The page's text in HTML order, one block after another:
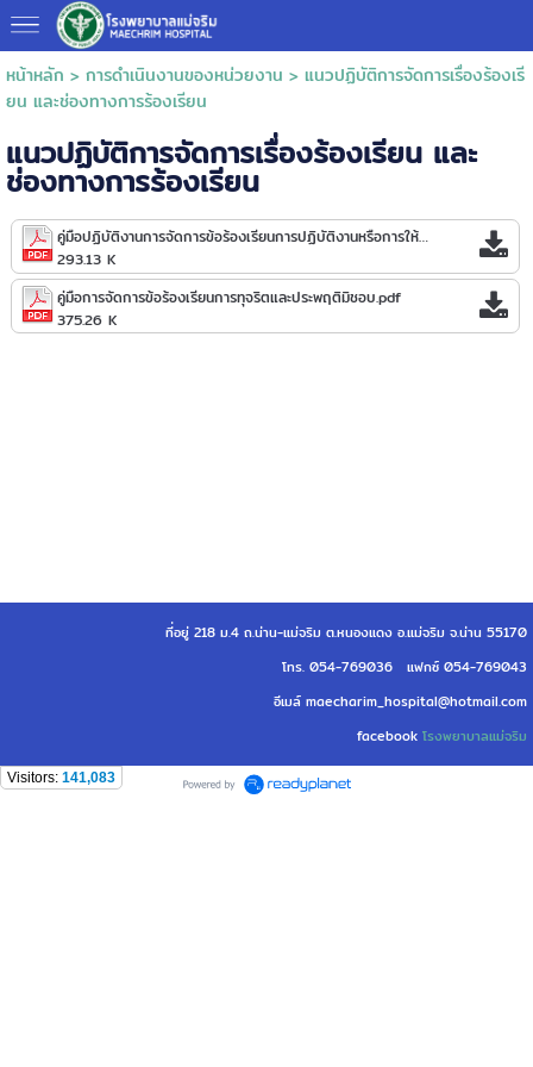
หน้าหลัก > การดำเนินงานของหน่วยงาน > แนวปฏิบัติการจัดการเรื่องร้องเรี
ยน และช่องทางการร้องเรียน
แนวปฏิบัติการจัดการเรื่องร้องเรียน และ
ช่องทางการร้องเรียน
คู่มือปฏิบัติงานการจัดการข้อร้องเรียนการปฏิบัติงานหรือการให้บริการ.pdf
293.13 K
คู่มือการจัดการข้อร้องเรียนการทุจริตและประพฤติมิชอบ.pdf
375.26 K
ที่อยู่ 218 ม.4 ถ.น่าน-แม่จริม ต.หนองแดง อ.แม่จริม จ.น่าน 55170
โทร. 054-769036 แฟกซ์ 054-769043
อีเมล์ maecharim_hospital@hotmail.com
facebook โรงพยาบาลแม่จริม
Visitors: 141,083